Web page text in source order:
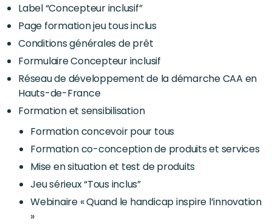
Label “Concepteur inclusif”
Page formation jeu tous inclus
Conditions générales de prêt
Formulaire Concepteur inclusif
Réseau de développement de la démarche CAA en
Hauts-de-France
Formation et sensibilisation
Formation concevoir pour tous
Formation co-conception de produits et services
Mise en situation et test de produits
Jeu sérieux “Tous inclus”
Webinaire « Quand le handicap inspire l’innovation
»